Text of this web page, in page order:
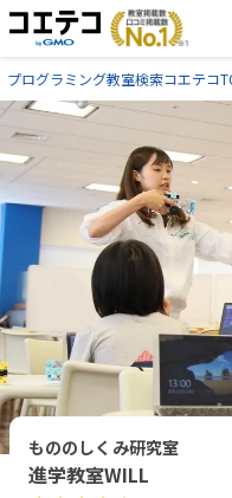
プログラミング教室検索コエテコ
もののしくみ研究室
進学教室WILL